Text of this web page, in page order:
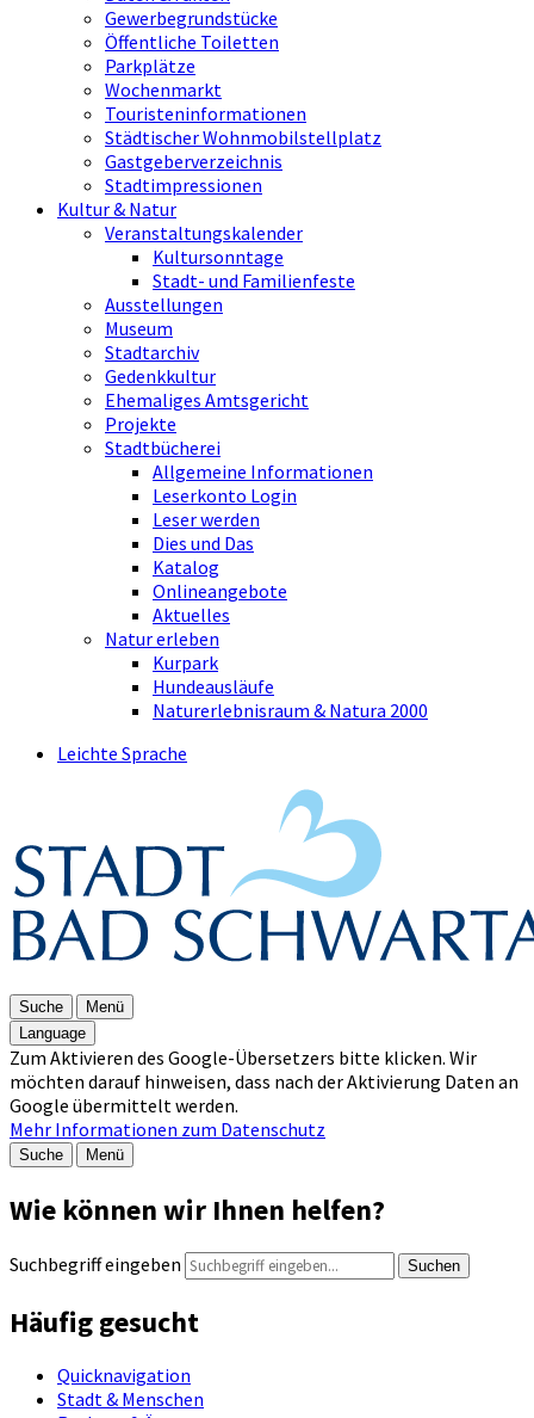
Gewerbegrundstücke
Öffentliche Toiletten
Parkplätze
Wochenmarkt
Touristeninformationen
Städtischer Wohnmobilstellplatz
Gastgeberverzeichnis
Stadtimpressionen
Kultur & Natur
Veranstaltungskalender
Kultursonntage
Stadt- und Familienfeste
Ausstellungen
Museum
Stadtarchiv
Gedenkkultur
Ehemaliges Amtsgericht
Projekte
Stadtbücherei
Allgemeine Informationen
Leserkonto Login
Leser werden
Dies und Das
Katalog
Onlineangebote
Aktuelles
Natur erleben
Kurpark
Hundeausläufe
Naturerlebnisraum & Natura 2000
Leichte Sprache
Suche
Menü
Language
Zum Aktivieren des Google-Übersetzers bitte klicken. Wir
möchten darauf hinweisen, dass nach der Aktivierung Daten an
Google übermittelt werden.
Mehr Informationen zum Datenschutz
Suche Menü
Wie können wir Ihnen helfen?
Suchbegriff eingeben Suchen
Häufig gesucht
Quicknavigation
Stadt & Menschen